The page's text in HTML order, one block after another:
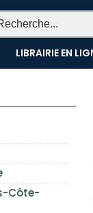
LIBRAIRIE EN
Côte-